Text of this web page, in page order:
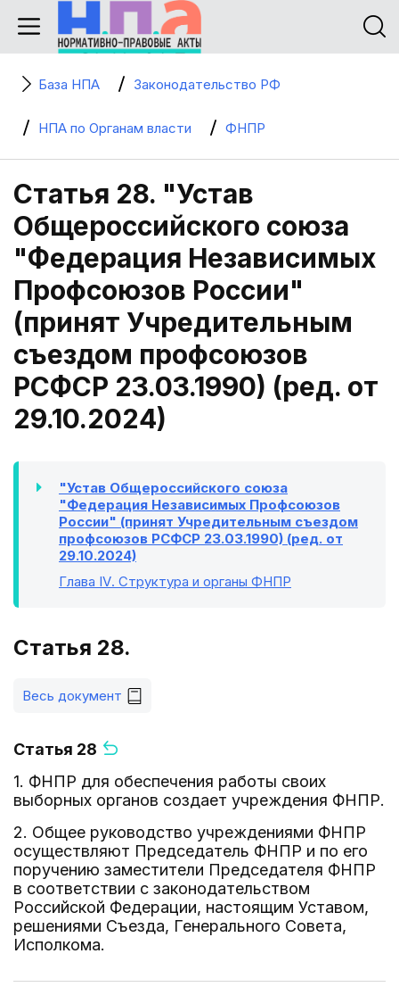
База НПА Законодательство РФ
НПА по Органам власти ФНПР
Статья 28. "Устав
Общероссийского союза
"Федерация Независимых
Профсоюзов России"
(принят Учредительным
съездом профсоюзов
РСФСР 23.03.1990) (ред. от
29.10.2024)
"Устав Общероссийского союза
"Федерация Независимых Профсоюзов
России" (принят Учредительным съездом
профсоюзов РСФСР 23.03.1990) (ред. от
29.10.2024)
Глава IV. Структура и органы ФНПР
Статья 28.
Весь документ
Статья 28
1. ФНПР для обеспечения работы своих
выборных органов создает учреждения ФНПР.
2. Общее руководство учреждениями ФНПР
осуществляют Председатель ФНПР и по его
поручению заместители Председателя ФНПР
в соответствии с законодательством
Российской Федерации, настоящим Уставом,
решениями Съезда, Генерального Совета,
Исполкома.